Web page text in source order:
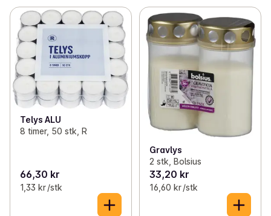
Telys ALU
8 timer, 50 stk, R
66,30 kr
1,33 kr /stk
Gravlys
2 stk, Bolsius
33,20 kr
16,60 kr /stk